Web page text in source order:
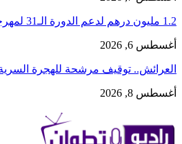
1.2 مليون درهم لدعم الدورة الـ31 لمهرجان تطوان لسينما البحر…
أغسطس 6, 2026
العرائش.. توقيف مرشحة للهجرة
أغسطس 8, 2026